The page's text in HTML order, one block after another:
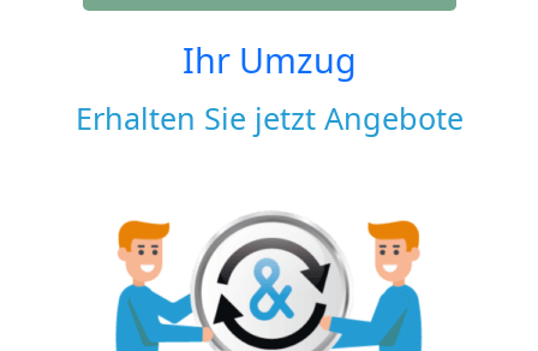
Ihr Umzug
Erhalten Sie jetzt Angebote